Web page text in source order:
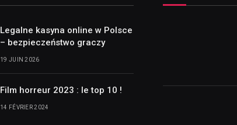
Legalne kasyna online w Polsce
– bezpieczeństwo graczy
19 JUIN 2026
Film horreur 2023 : le top 10 !
14 FÉVRIER 2024